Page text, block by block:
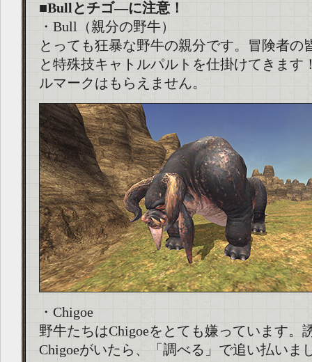
■Bullとチゴ―に注意！
・Bull（親分の野牛）
とっても狂暴な野牛の親分です。冒険者の
と特殊技キャトルパルトを仕掛けてきます
ルマークはもらえません。
・Chigoe
野牛たちはChigoeをとても嫌っています。
Chigoeがいたら、「調べる」で追い払いま